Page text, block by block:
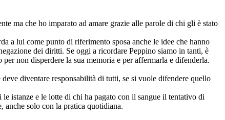
ma che ho imparato ad amare grazie alle parole di chi gli è stato
a lui come punto di riferimento sposa anche le idee che hanno
dei diritti. Se oggi a ricordare Peppino siamo in tanti, è
non disperdere la sua memoria e per affermarla e difenderla.
diventare responsabilità di tutti, se si vuole difendere quello
istanze e le lotte di chi ha pagato con il sangue il tentativo di
anche solo con la pratica quotidiana.